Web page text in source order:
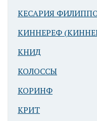
КЕСАРИЯ
КИННЕРЕФ
КНИД
КОЛОССЫ
КОРИНФ
КРИТ